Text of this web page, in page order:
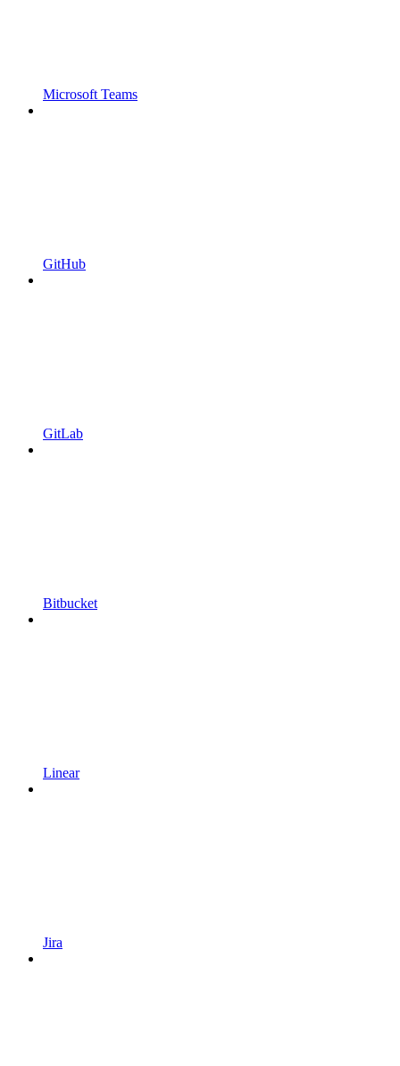
Microsoft Teams
GitHub
GitLab
Bitbucket
Linear
Jira